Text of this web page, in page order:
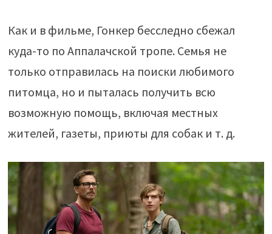
Как и в фильме, Гонкер бесследно сбежал
куда-то по Аппалачской тропе. Семья не
только отправилась на поиски любимого
питомца, но и пыталась получить всю
возможную помощь, включая местных
жителей, газеты, приюты для собак и т. д.